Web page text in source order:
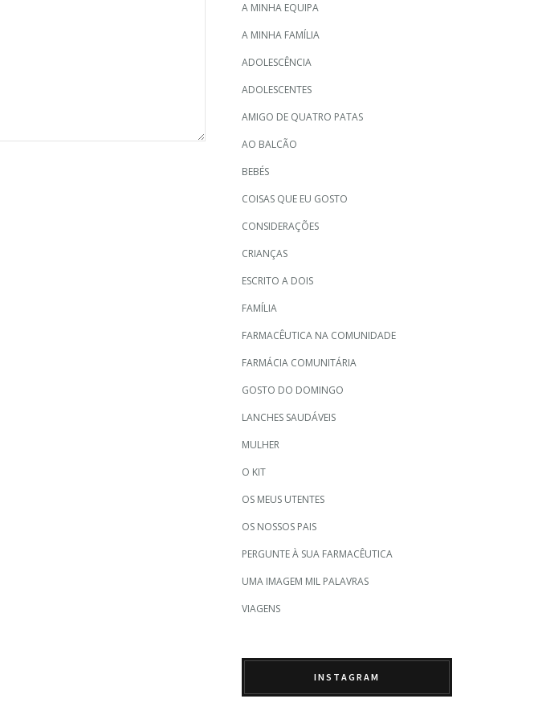
A MINHA EQUIPA
A MINHA FAMÍLIA
ADOLESCÊNCIA
ADOLESCENTES
AMIGO DE QUATRO PATAS
AO BALCÃO
BEBÉS
COISAS QUE EU GOSTO
CONSIDERAÇÕES
CRIANÇAS
ESCRITO A DOIS
FAMÍLIA
FARMACÊUTICA NA COMUNIDADE
FARMÁCIA COMUNITÁRIA
GOSTO DO DOMINGO
LANCHES SAUDÁVEIS
MULHER
O KIT
OS MEUS UTENTES
OS NOSSOS PAIS
PERGUNTE À SUA FARMACÊUTICA
UMA IMAGEM MIL PALAVRAS
VIAGENS
INSTAGRAM